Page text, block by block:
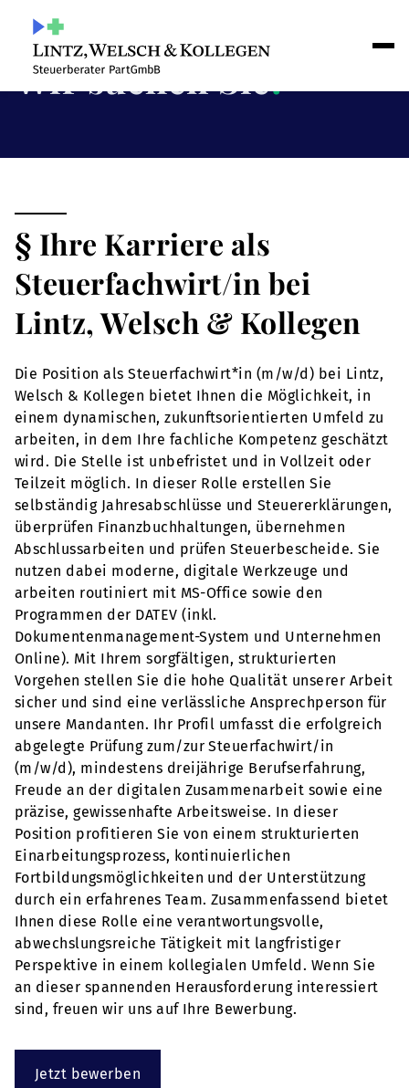
Wir suchen Sie!
§ Ihre Karriere als
Steuerfachwirt/in bei
Lintz, Welsch & Kollegen
Die Position als Steuerfachwirt*in (m/w/d) bei Lintz,
Welsch & Kollegen bietet Ihnen die Möglichkeit, in
einem dynamischen, zukunftsorientierten Umfeld zu
arbeiten, in dem Ihre fachliche Kompetenz geschätzt
wird. Die Stelle ist unbefristet und in Vollzeit oder
Teilzeit möglich. In dieser Rolle erstellen Sie
selbständig Jahresabschlüsse und Steuererklärungen,
überprüfen Finanzbuchhaltungen, übernehmen
Abschlussarbeiten und prüfen Steuerbescheide. Sie
nutzen dabei moderne, digitale Werkzeuge und
arbeiten routiniert mit MS-Office sowie den
Programmen der DATEV (inkl.
Dokumentenmanagement-System und Unternehmen
Online). Mit Ihrem sorgfältigen, strukturierten
Vorgehen stellen Sie die hohe Qualität unserer Arbeit
sicher und sind eine verlässliche Ansprechperson für
unsere Mandanten. Ihr Profil umfasst die erfolgreich
abgelegte Prüfung zum/zur Steuerfachwirt/in
(m/w/d), mindestens dreijährige Berufserfahrung,
Freude an der digitalen Zusammenarbeit sowie eine
präzise, gewissenhafte Arbeitsweise. In dieser
Position profitieren Sie von einem strukturierten
Einarbeitungsprozess, kontinuierlichen
Fortbildungsmöglichkeiten und der Unterstützung
durch ein erfahrenes Team. Zusammenfassend bietet
Ihnen diese Rolle eine verantwortungsvolle,
abwechslungsreiche Tätigkeit mit langfristiger
Perspektive in einem kollegialen Umfeld. Wenn Sie
an dieser spannenden Herausforderung interessiert
sind, freuen wir uns auf Ihre Bewerbung.
Jetzt bewerben